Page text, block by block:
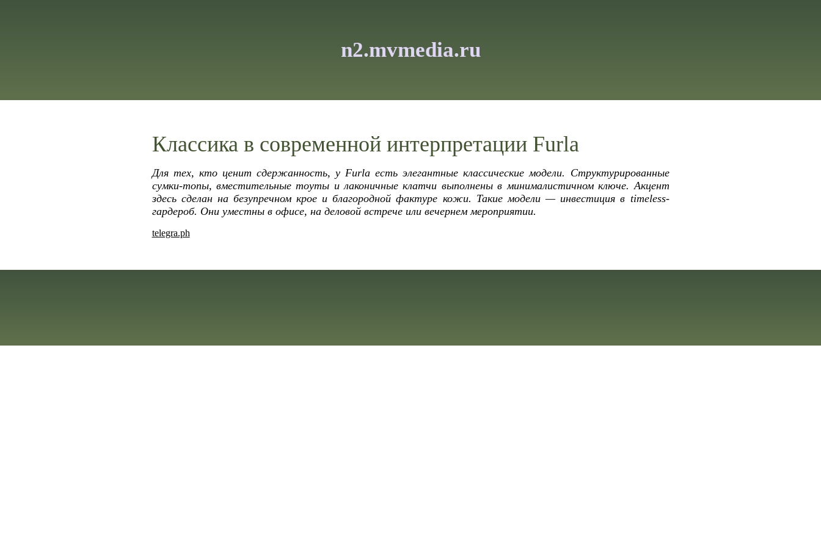
n2.mvmedia.ru
Классика в современной интерпретации Furla
Для тех, кто ценит сдержанность, у Furla есть элегантные классические модели. Структурированные
сумки-топы, вместительные тоуты и лаконичные клатчи выполнены в минималистичном ключе. Акцент
здесь сделан на безупречном крое и благородной фактуре кожи. Такие модели — инвестиция в timeless-
гардероб. Они уместны в офисе, на деловой встрече или вечернем мероприятии.
telegra.ph